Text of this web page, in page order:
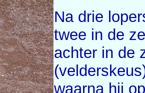
Na drie
twee in de
achter in de
waarna hij